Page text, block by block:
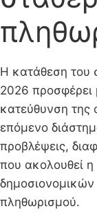
Η κατάθεση του
2026 προσφέρει
κατεύθυνση της
επόμενο
προβλέψεις,
που ακολουθεί
δημοσιονομικών
πληθωρισμού.